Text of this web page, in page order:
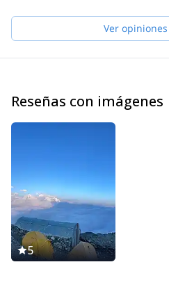
more.
I have have also a strong
Tibet. I'm also a rescue expert and
mountain guides training.
expeditions I propose and contact
about them. I can of course also
routes, just get in touch with me
My team of guides consists of:
Climbing guides:
Ver
Reseñas con imágenes
5